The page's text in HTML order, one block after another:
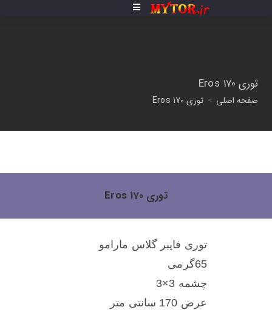
توری Eros 170
صفحه اصلی > توری Eros 170
توری Eros 170
توری فایبر گلاس مارامو
65گرمی
چشمه 3×3
عرض 170 سانتی متر